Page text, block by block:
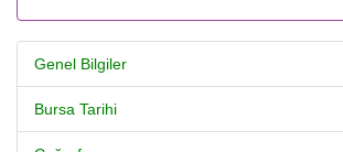
Genel Bilgiler
Bursa Tarihi